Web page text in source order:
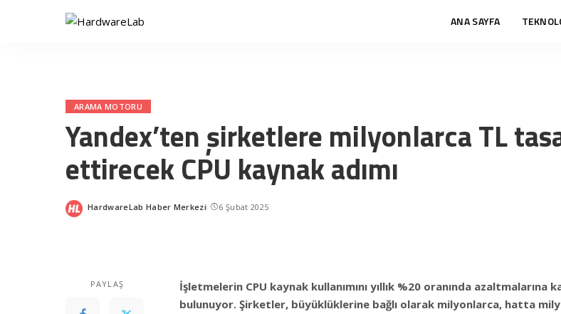
ANA SAYFA
ARAMA MOTORU
Yandex’ten şirketlere milyonlarca TL
ettirecek CPU kaynak adımı
Posted
HardwareLab Haber Merkezi 6 Şubat 2025
PAYLAŞ
İşletmelerin CPU kaynak kullanımını yıllık %20 oranında azaltmalarına
bulunuyor. Şirketler, büyüklüklerine bağlı olarak milyonlarca, hatta